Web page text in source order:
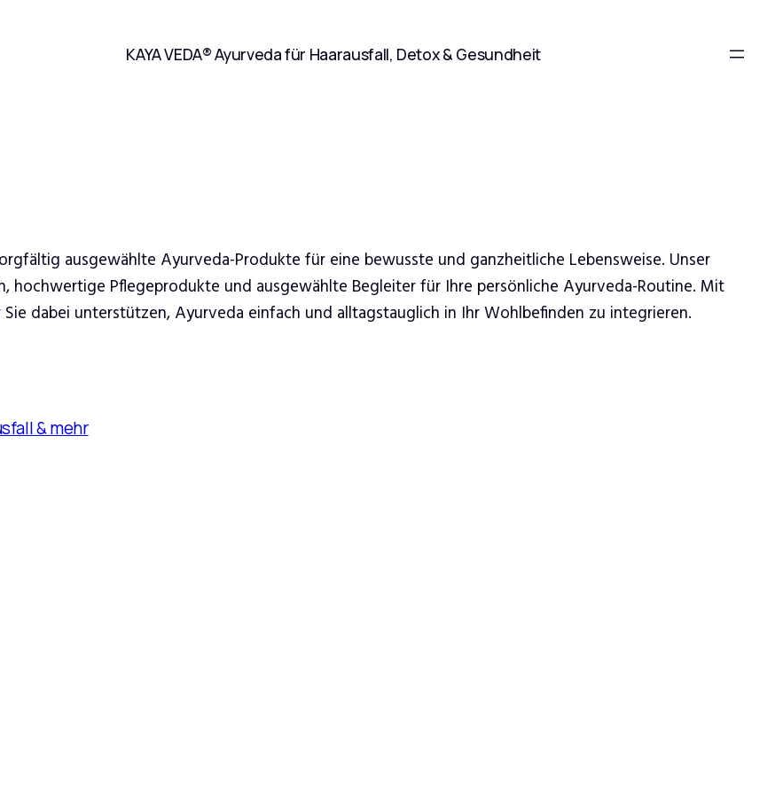
KAYA VEDA® Ayurveda für Haarausfall, Detox & Gesundheit
ausgewählte Ayurveda-Produkte für eine bewusste und ganzheitliche Lebensweise. Unser
hochwertige Pflegeprodukte und ausgewählte Begleiter für Ihre persönliche Ayurveda-Routine. Mit
dabei unterstützen, Ayurveda einfach und alltagstauglich in Ihr Wohlbefinden zu integrieren.
& mehr